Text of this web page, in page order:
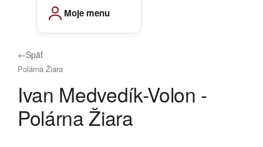
Moje menu
←Späť
Polárna Žiara
Ivan Medvedík-Volon -
Polárna Žiara